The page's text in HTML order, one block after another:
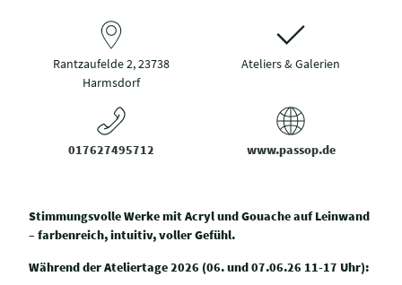
Rantzaufelde 2, 23738
Harmsdorf
Ateliers & Galerien
017627495712 www.passop.de
Stimmungsvolle Werke mit Acryl und Gouache auf Leinwand
– farbenreich, intuitiv, voller Gefühl.
Während der Ateliertage 2026 (06. und 07.06.26 11-17 Uhr):